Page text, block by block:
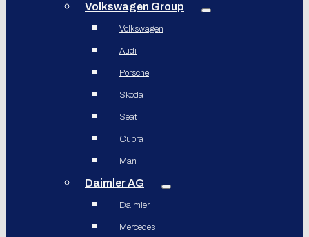
Volkswagen Group
Volkswagen
Audi
Porsche
Skoda
Seat
Cupra
Man
Daimler AG
Daimler
Mercedes